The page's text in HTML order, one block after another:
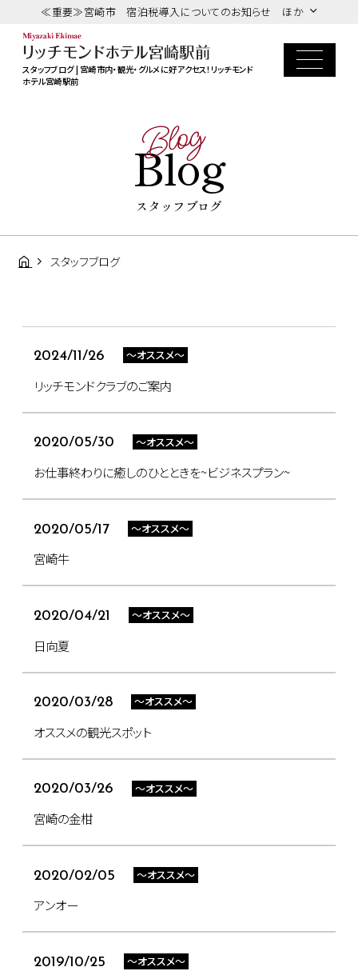
≪重要≫宮崎市 宿泊税導入についてのお知らせ ほか
スタッフブログ | 宮崎市内・観光・グルメに好アクセス！リッチモンド
ホテル宮崎駅前
Blog
Blog
スタッフブログ
スタッフブログ
2024/11/26 ～オススメ～
リッチモンドクラブのご案内
2020/05/30 ～オススメ～
お仕事終わりに癒しのひとときを~ビジネスプラン~
2020/05/17 ～オススメ～
宮崎牛
2020/04/21 ～オススメ～
日向夏
2020/03/28 ～オススメ～
オススメの観光スポット
2020/03/26 ～オススメ～
宮崎の金柑
2020/02/05 ～オススメ～
アンオー
2019/10/25 ～オススメ～